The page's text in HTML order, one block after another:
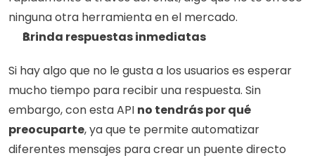
ninguna otra herramienta en el mercado.
Brinda respuestas inmediatas
Si hay algo que no le gusta a los usuarios es esperar
mucho tiempo para recibir una respuesta. Sin
embargo, con esta API no tendrás por qué
preocuparte, ya que te permite automatizar
diferentes mensajes para crear un puente directo